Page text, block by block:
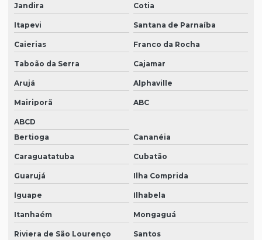
Jandira Cotia
Itapevi Santana de Parnaíba
Caierias Franco da Rocha
Taboão da Serra Cajamar
Arujá Alphaville
Mairiporã ABC
ABCD
Bertioga
Cananéia
Caraguatatuba Cubatão
Guarujá Ilha Comprida
Iguape Ilhabela
Itanhaém Mongaguá
Riviera de São Lourenço Santos